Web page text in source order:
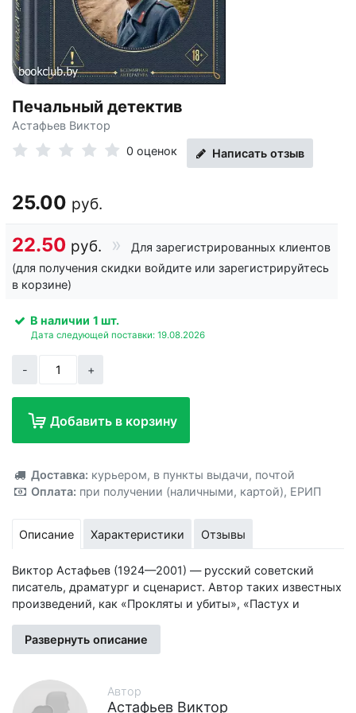
Печальный детектив
Астафьев Виктор
0 оценок
Написать отзыв
25.00 руб.
22.50 руб.
Для зарегистрированных клиентов
(для получения скидки войдите или зарегистрируйтесь
в корзине)
В наличии 1 шт.
Дата следующей поставки: 19.08.2026
- +
Добавить в корзину
Добавлено!
Доставка: курьером, в пункты выдачи, почтой
Оплата: при получении (наличными, картой), ЕРИП
Описание Характеристики Отзывы
Виктор Астафьев (1924—2001) — русский советский
писатель, драматург и сценарист. Автор таких известных
произведений, как «Прокляты и убиты», «Пастух и
«Печальный детектив» — это реалистичный роман об
эпохе перестройки, опубликованный в 1986 году.
инвалидности после ранений. После очередной ссоры от
него уходит жена Лерка, забрав с собой маленькую дочь.
Развернуть описание
Автор
Астафьев Виктор